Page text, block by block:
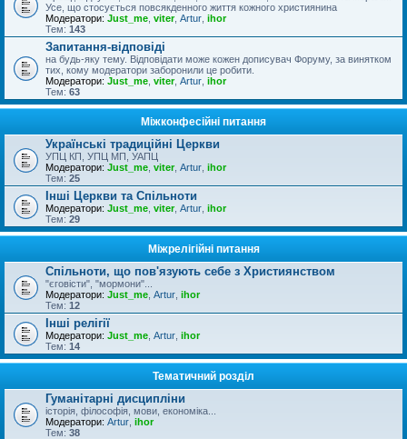
Усе, що стосується повсякденного життя кожного християнина
Модератори: Just_me viter, Artur ihor
Тем: 143
Запитання-відповіді
на будь-яку тему. Відповідати може кожен дописувач Форуму, за винятком
тих, кому модератори заборонили це робити.
Модератори: Just_me viter, Artur ihor
Тем: 63
Міжконфесійні питання
Українські традиційні Церкви
УПЦ КП, УПЦ МП, УАПЦ
Модератори: Just_me viter, Artur ihor
Тем: 25
Інші Церкви та Спільноти
Модератори: Just_me viter, Artur ihor
Тем: 29
Міжрелігійні питання
Спільноти, що пов'язують себе з Християнством
"єговісти", "мормони"...
Модератори: Just_me Artur ihor
Тем: 12
Інші релігії
Модератори: Just_me Artur ihor
Тем: 14
Тематичний розділ
Гуманітарні дисципліни
історія, філософія, мови, економіка...
Модератори: Artur ihor
Тем: 38